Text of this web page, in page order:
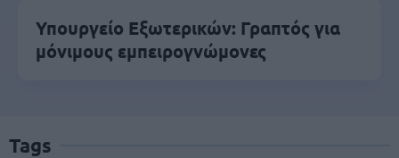
Υπουργείο Εξωτερικών: Γραπτός για
μόνιμους εμπειρογνώμονες
Tags